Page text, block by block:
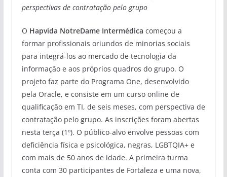
perspectivas de contratação pelo grupo
O Hapvida NotreDame Intermédica começou a
formar profissionais oriundos de minorias sociais
para integrá-los ao mercado de tecnologia da
informação e aos próprios quadros do grupo. O
projeto faz parte do Programa One, desenvolvido
pela Oracle, e consiste em um curso online de
qualificação em TI, de seis meses, com perspectiva de
contratação pelo grupo. As inscrições foram abertas
nesta terça (1º). O público-alvo envolve pessoas com
deficiência física e psicológica, negras, LGBTQIA+ e
com mais de 50 anos de idade. A primeira turma
conta com 30 participantes de Fortaleza e uma nova,